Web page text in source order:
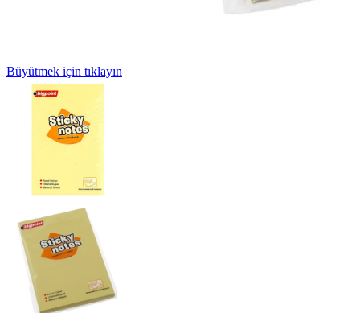
Büyütmek için tıklayın